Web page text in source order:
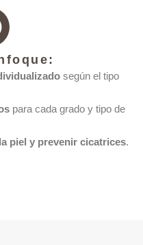
según el tipo
para cada grado y tipo de
piel y prevenir cicatrices.